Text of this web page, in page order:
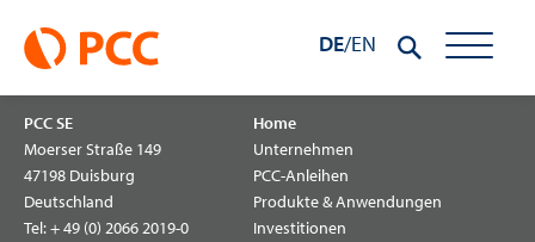
springen
DE/EN
AO Novobalt Terminal
PCC SE
Moerser Straße 149
47198 Duisburg
Deutschland
Tel:+ 49 (0) 2066 2019-0
Home
Unternehmen
PCC-Anleihen
Produkte & Anwendungen
Investitionen